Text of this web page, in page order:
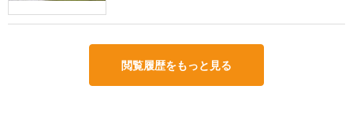
閲覧履歴をもっと見る